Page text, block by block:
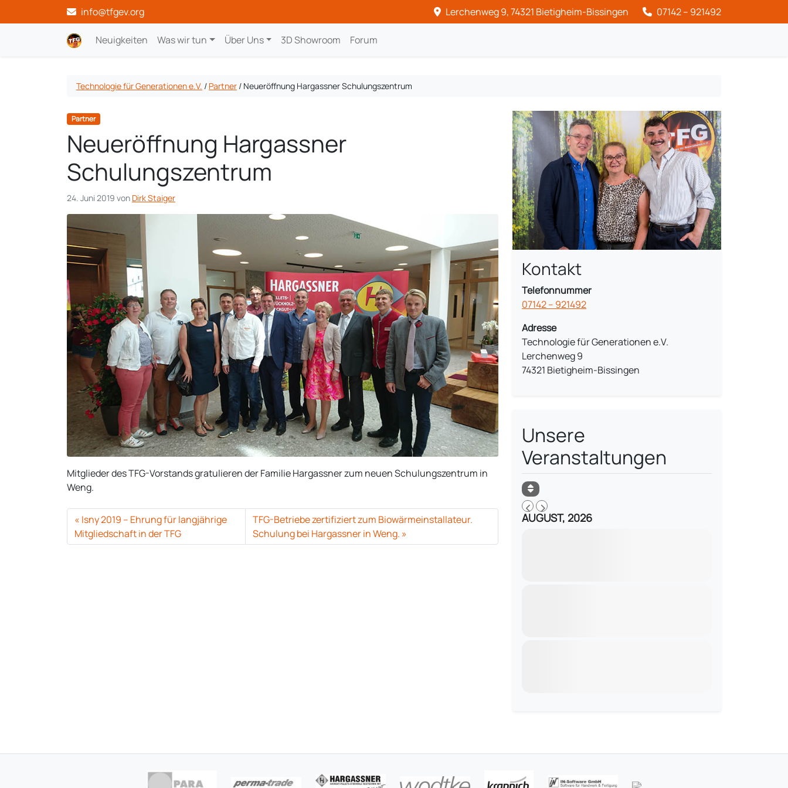
info@tfgev.org Lerchenweg 9, 74321 Bietigheim-Bissingen 07142 – 921492
Neuigkeiten Was wir tun Über Uns 3D Showroom Forum
Technologie für Generationen e.V. / Partner / Neueröffnung Hargassner Schulungszentrum
Partner
Neueröffnung Hargassner
Schulungszentrum
24. Juni 2019 von Dirk Staiger
Mitglieder des TFG-Vorstands gratulieren der Familie Hargassner zum neuen Schulungszentrum in
Weng.
Isny 2019 – Ehrung für langjährige
Mitgliedschaft in der TFG
TFG-Betriebe zertifiziert zum Biowärmeinstallateur.
Schulung bei Hargassner in Weng.
Kontakt
Telefonnummer
07142 – 921492
Adresse
Technologie für Generationen e.V.
Lerchenweg 9
74321 Bietigheim-Bissingen
Unsere
Veranstaltungen
AUGUST, 2026